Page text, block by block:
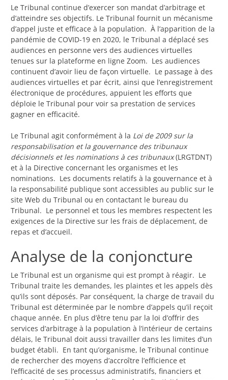
Le Tribunal continue d’exercer son mandat d’arbitrage et
d’atteindre ses objectifs. Le Tribunal fournit un mécanisme
d’appel juste et efficace à la population. À l’apparition de la
pandémie de COVID-19 en 2020, le Tribunal a déplacé ses
audiences en personne vers des audiences virtuelles
tenues sur la plateforme en ligne Zoom. Les audiences
continuent d’avoir lieu de façon virtuelle. Le passage à des
audiences virtuelles et par écrit, ainsi que l’enregistrement
électronique de procédures, appuient les efforts que
déploie le Tribunal pour voir sa prestation de services
gagner en efficacité.
Le Tribunal agit conformément à la Loi de 2009 sur la
responsabilisation et la gouvernance des tribunaux
décisionnels et les nominations à ces tribunaux(LRGTDNT)
et à la Directive concernant les organismes et les
nominations. Les documents relatifs à la gouvernance et à
la responsabilité publique sont accessibles au public sur le
site Web du Tribunal ou en contactant le bureau du
Tribunal. Le personnel et tous les membres respectent les
exigences de la Directive sur les frais de déplacement, de
repas et d’accueil.
Analyse de la conjoncture
Le Tribunal est un organisme qui est prompt à réagir. Le
Tribunal traite les demandes, les plaintes et les appels dès
qu’ils sont déposés. Par conséquent, la charge de travail du
Tribunal est déterminée par le nombre d’appels qu’il reçoit
chaque année. En plus d’être tenu par la loi d’offrir des
services d’arbitrage à la population à l’intérieur de certains
délais, le Tribunal doit aussi travailler dans les limites d’un
budget établi. En tant qu’organisme, le Tribunal continue
de rechercher des moyens d’accroître l’efficience et
l’efficacité de ses processus administratifs, financiers et